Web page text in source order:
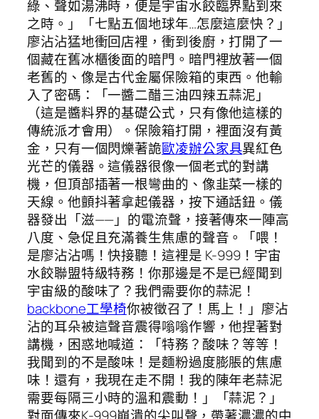
綠、聲如湯沸時，便是宇宙水餃臨界點到來
之時。」「七點五個地球年…怎麼這麼快？」
廖沾沾猛地衝回店裡，衝到後廚，打開了一
個藏在舊冰櫃後面的暗門。暗門裡放著一個
老舊的、像是古代金屬保險箱的東西。他輸
入了密碼：「一醬二醋三油四辣五蒜泥」
（這是醬料界的基礎公式，只有像他這樣的
傳統派才會用）。保險箱打開，裡面沒有黃
金，只有一個閃爍著詭歐凌辦公家具異紅色
光芒的儀器。這儀器很像一個老式的對講
機，但頂部插著一根彎曲的、像韭菜一樣的
天線。他顫抖著拿起儀器，按下通話鈕。儀
器發出「滋——」的電流聲，接著傳來一陣高
八度、急促且充滿養生焦慮的聲音。「喂！
是廖沾沾嗎！快接聽！這裡是 K-999！宇宙
水餃聯盟特級特務！你那邊是不是已經聞到
宇宙級的酸味了？我們需要你的蒜泥！
backbone工學椅你被徵召了！馬上！」廖沾
沾的耳朵被這聲音震得嗡嗡作響，他捏著對
講機，困惑地喊道：「特務？酸味？等等！
我聞到的不是酸味！是麵粉過度膨脹的焦慮
味！還有，我現在走不開！我的陳年老蒜泥
需要每隔三小時的溫和震動！」「蒜泥？」